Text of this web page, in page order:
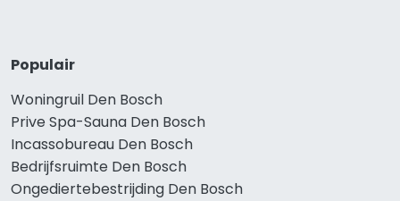
Populair
Woningruil Den Bosch
Prive Spa-Sauna Den Bosch
Incassobureau Den Bosch
Bedrijfsruimte Den Bosch
Ongediertebestrijding Den Bosch